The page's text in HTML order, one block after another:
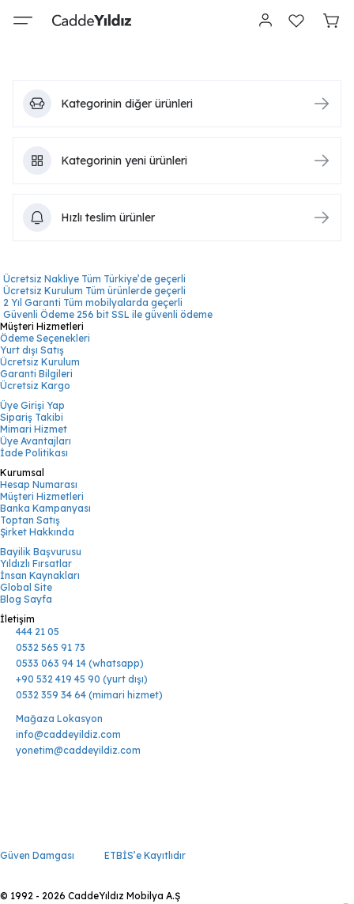
Kategorinin diğer ürünleri
Kategorinin yeni ürünleri
Hızlı teslim ürünler
Ücretsiz Nakliye Tüm Türkiye’de geçerli
Ücretsiz Kurulum Tüm ürünlerde geçerli
2 Yıl Garanti Tüm mobilyalarda geçerli
Güvenli Ödeme 256 bit SSL ile güvenli ödeme
Müşteri Hizmetleri
Ödeme Seçenekleri
Yurt dışı Satış
Ücretsiz Kurulum
Garanti Bilgileri
Ücretsiz Kargo
Üye Girişi Yap
Sipariş Takibi
Mimari Hizmet
Üye Avantajları
İade Politikası
Kurumsal
Hesap Numarası
Müşteri Hizmetleri
Banka Kampanyası
Toptan Satış
Şirket Hakkında
Bayilik Başvurusu
Yıldızlı Fırsatlar
İnsan Kaynakları
Global Site
Blog Sayfa
İletişim
444 21 05
0532 565 91 73
0533 063 94 14 (whatsapp)
+90 532 419 45 90 (yurt dışı)
0532 359 34 64 (mimari hizmet)
Mağaza Lokasyon
info@caddeyildiz.com
yonetim@caddeyildiz.com
Güven Damgası ETBİS’e Kayıtlıdır
© 1992 - 2026 CaddeYıldız Mobilya A.Ş